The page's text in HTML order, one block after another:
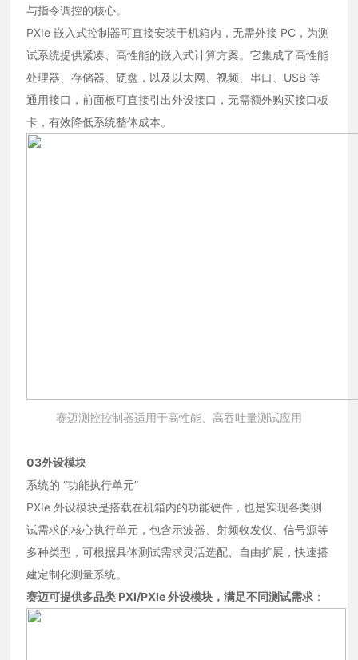
与指令调控的核心。
PXIe 嵌入式控制器可直接安装于机箱内，无需外接 PC，为测
试系统提供紧凑、高性能的嵌入式计算方案。它集成了高性能
处理器、存储器、硬盘，以及以太网、视频、串口、USB 等
通用接口，前面板可直接引出外设接口，无需额外购买接口板
卡，有效降低系统整体成本。
赛迈测控控制器适用于高性能、高吞吐量测试应用
03外设模块
系统的 “功能执行单元”
PXIe 外设模块是搭载在机箱内的功能硬件，也是实现各类测
试需求的核心执行单元，包含示波器、射频收发仪、信号源等
多种类型，可根据具体测试需求灵活选配、自由扩展，快速搭
建定制化测量系统。
赛迈可提供多品类 PXI/PXIe 外设模块，满足不同测试需求 ：